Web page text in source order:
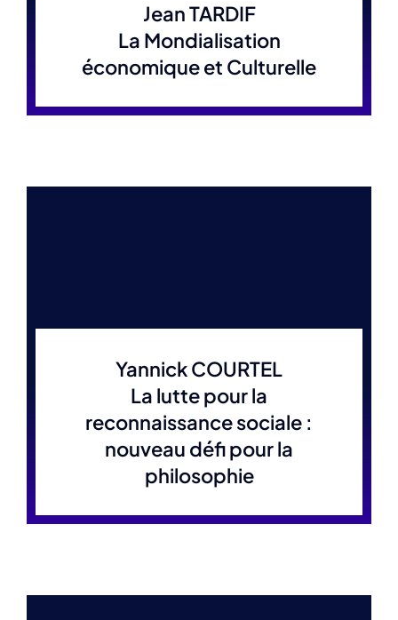
Jean TARDIF
La Mondialisation
économique et Culturelle
Yannick COURTEL
La lutte pour la
reconnaissance sociale :
nouveau défi pour la
philosophie